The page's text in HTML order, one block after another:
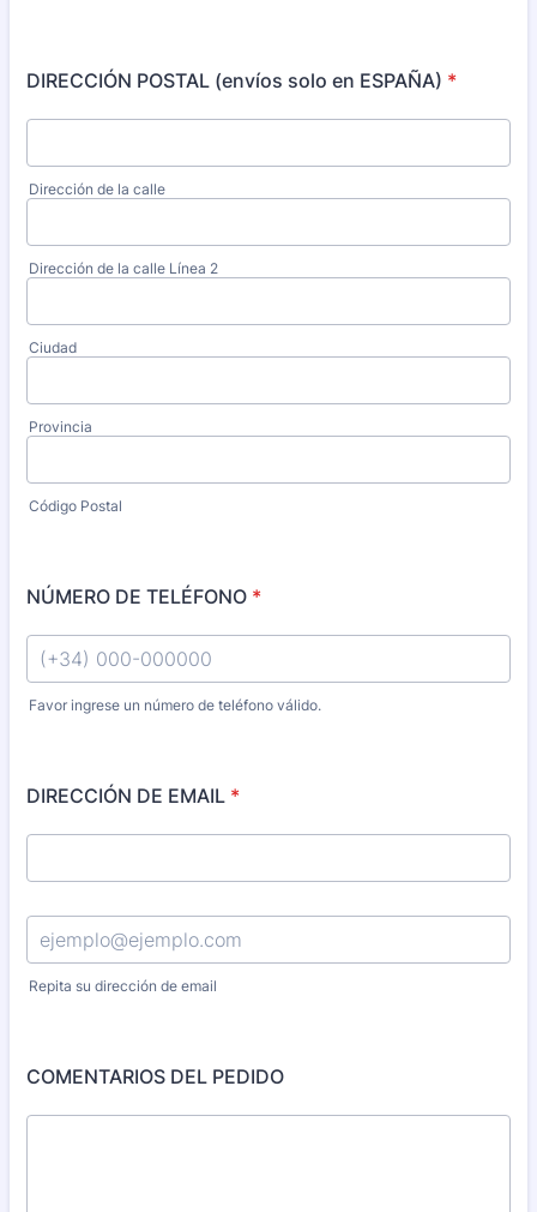
DIRECCIÓN POSTAL (envíos solo en ESPAÑA) *
Dirección de la calle
Dirección de la calle Línea 2
Ciudad
Provincia
Código Postal
NÚMERO DE TELÉFONO *
Favor ingrese un número de teléfono válido.
DIRECCIÓN DE EMAIL *
Confirmation Email
Repita su dirección de email
COMENTARIOS DEL PEDIDO